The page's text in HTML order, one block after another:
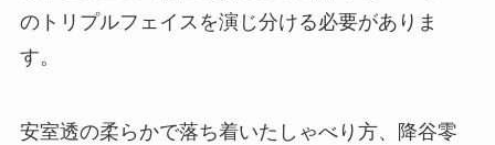
のトリプルフェイスを演じ分ける必要がありま
す。
安室透の柔らかで落ち着いたしゃべり方、降谷零